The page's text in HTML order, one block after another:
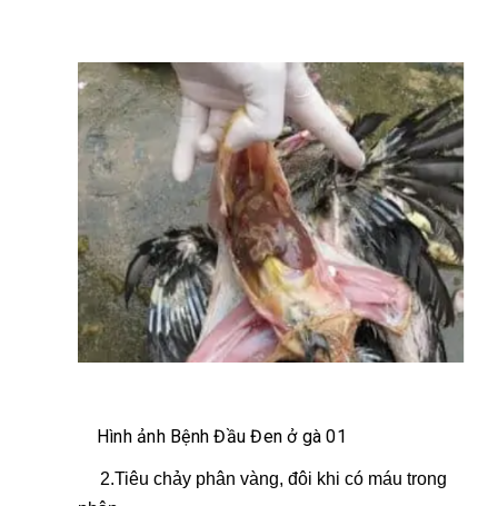
Hình ảnh Bệnh Đầu Đen ở gà 01
2.Tiêu chảy phân vàng, đôi khi có máu trong